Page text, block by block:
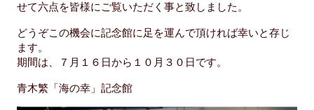
せて六点を皆様にご覧いただく事と致しました。
どうぞこの機会に記念館に足を運んで頂ければ幸いと存じ
ます。
期間は、７月１６日から１０月３０日です。
青木繁「海の幸」記念館